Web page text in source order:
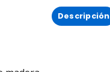
Descripción